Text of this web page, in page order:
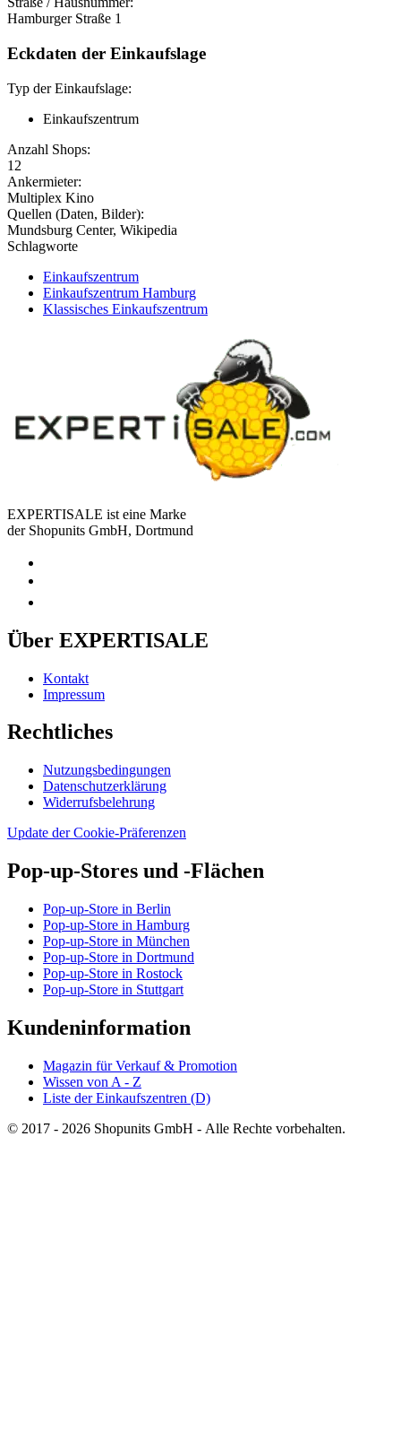
Hamburger Straße 1
Eckdaten der Einkaufslage
Typ der Einkaufslage:
Einkaufszentrum
Anzahl Shops:
12
Ankermieter:
Multiplex Kino
Quellen (Daten, Bilder):
Mundsburg Center, Wikipedia
Schlagworte
Einkaufszentrum
Einkaufszentrum Hamburg
Klassisches Einkaufszentrum
EXPERTISALE ist eine Marke
der Shopunits GmbH, Dortmund
Über EXPERTISALE
Kontakt
Impressum
Rechtliches
Nutzungsbedingungen
Datenschutzerklärung
Widerrufsbelehrung
Update der Cookie-Präferenzen
Pop-up-Stores und -Flächen
Pop-up-Store in Berlin
Pop-up-Store in Hamburg
Pop-up-Store in München
Pop-up-Store in Dortmund
Pop-up-Store in Rostock
Pop-up-Store in Stuttgart
Kundeninformation
Magazin für Verkauf & Promotion
Wissen von A - Z
Liste der Einkaufszentren (D)
© 2017 - 2026 Shopunits GmbH - Alle Rechte vorbehalten.